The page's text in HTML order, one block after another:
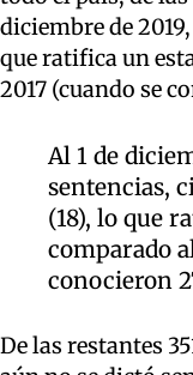
diciembre de
que ratifica un
2017 (cuando se
Al 1 de
sentencias,
(18), lo que
comparado
conocieron
De las restantes